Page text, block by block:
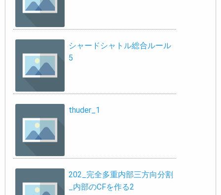
シャードシャトル総合ルール
5
thuder_1
202_完全多重内部三方向分割
_内部のCFを作る2